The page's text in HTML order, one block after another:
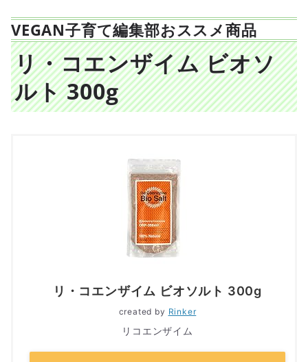
VEGAN子育て編集部おススメ商品
リ・コエンザイム ビオソ
ルト 300g
リ・コエンザイム ビオソルト 300g
created by Rinker
リコエンザイム